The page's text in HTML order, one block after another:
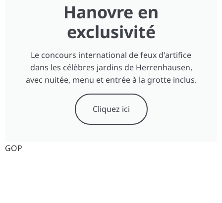
Hanovre en
exclusivité
Le concours international de feux d'artifice
dans les célèbres jardins de Herrenhausen,
avec nuitée, menu et entrée à la grotte inclus.
Cliquez ici
GOP